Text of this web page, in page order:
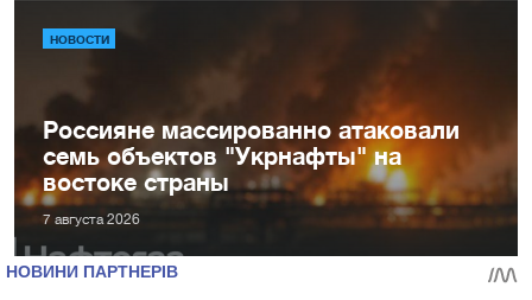
НОВОСТИ
Россияне массированно атаковали
семь объектов "Укрнафты" на
востоке страны
7 августа 2026